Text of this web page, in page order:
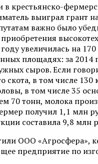
в крестьянско-
выиграл грант
важно было
увеличилась на
площадях: за
сыров. Если
скота, в том числе
в том числе 35
70 тонн, молока
получил 1,1 млн
составила 9,8 млн
ООО «Агросфера»,
предприятие по